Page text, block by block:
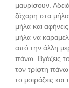
μαυρίσουν.
ζάχαρη στα μήλα
μήλα και
μήλα να
από την άλλη
πάνω. Βγάζεις
τον τρίφτη
το μοιράζεις